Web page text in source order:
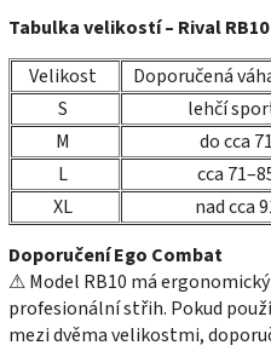
Tabulka velikostí – Rival
Velikost
Doporučená
S
lehčí
M
do cca
L
cca
XL
nad cca
Doporučení Ego Combat
⚠ Model RB10 má
profesionální střih. Pokud
mezi dvěma velikostmi,